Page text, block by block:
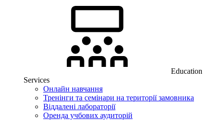
Education
Services
Онлайн навчання
Тренінги та семінари на території замовника
Віддалені лабораторії
Оренда учбових аудиторій